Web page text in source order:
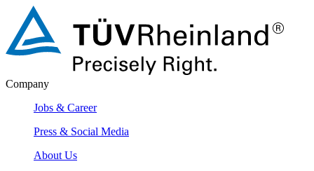
Company
Jobs & Career
Press & Social Media
About Us